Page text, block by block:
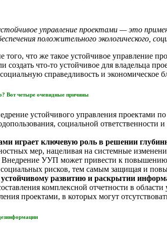
управление проектами — это
положительного экологического,
того, что же такое устойчивое управление
что-то устойчивое для владельца
справедливость и экономическое
Вот четыре очевидные причины
устойчивого управления проектами
социальной ответственности
играет ключевую роль в решении
мер, нацеливая на системные
Внедрение УУП может привести к повышению
рисков, тем самым защищая и
устойчивому развитию и раскрытии
комплексной отчетности в
проектами, в которых могут